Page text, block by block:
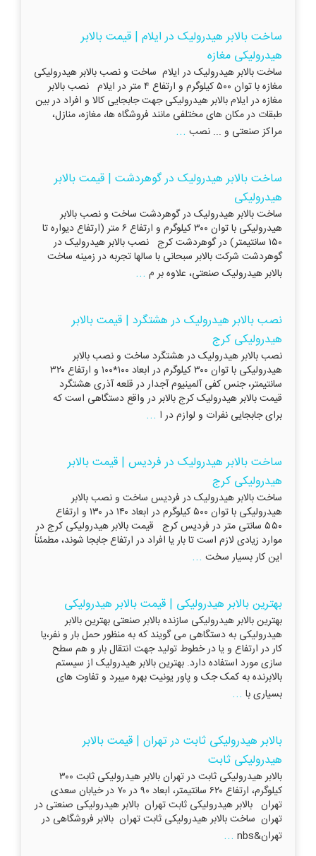
ساخت بالابر هیدرولیک در ایلام | قیمت بالابر
هیدرولیکی مغازه
ساخت بالابر هیدرولیک در ایلام ساخت و نصب بالابر هیدرولیکی
مغازه با توان ۵۰۰ کیلوگرم و ارتفاع ۴ متر در ایلام نصب بالابر
مغازه در ایلام بالابر هیدرولیکی جهت جابجایی کالا و افراد در بین
طبقات در مکان های مختلفی مانند فروشگاه ها، مغازه، منازل،
مراکز صنعتی و ... نصب ...
ساخت بالابر هیدرولیک در گوهردشت | قیمت بالابر
هیدرولیکی
ساخت بالابر هیدرولیک در گوهردشت ساخت و نصب بالابر
هیدرولیکی با توان ۳۰۰ کیلوگرم و ارتفاع ۶ متر (ارتفاع دیواره تا
۱۵۰ سانتیمتر) در گوهردشت کرج نصب بالابر هیدرولیک در
گوهردشت شرکت بالابر سبحانی با سالها تجربه در زمینه ساخت
بالابر هیدرولیک صنعتی، علاوه بر م ...
نصب بالابر هیدرولیک در هشتگرد | قیمت بالابر
هیدرولیکی کرج
نصب بالابر هیدرولیک در هشتگرد ساخت و نصب بالابر
هیدرولیکی با توان ۳۰۰ کیلوگرم در ابعاد ۱۰۰*۱۰۰ و ارتفاع ۳۲۰
سانتیمتر، جنس کفی آلمینیوم آجدار در قلعه آذری هشتگرد
قیمت بالابر هیدرولیک کرج بالابر در واقع دستگاهی است که
برای جابجایی نفرات و لوازم در ا ...
ساخت بالابر هیدرولیک در فردیس | قیمت بالابر
هیدرولیکی کرج
ساخت بالابر هیدرولیک در فردیس ساخت و نصب بالابر
هیدرولیکی با توان ۵۰۰ کیلوگرم در ابعاد ۱۴۰ در ۱۳۰ و ارتفاع
۵۵۰ سانتی متر در فردیس کرج قیمت بالابر هیدرولیکی کرج در
موارد زیادی لازم است تا بار یا افراد در ارتفاع جابجا شوند، مطمئناً
این کار بسیار سخت ...
بهترین بالابر هیدرولیکی | قیمت بالابر هیدرولیکی
بهترین بالابر هیدرولیکی سازنده بالابر صنعتی بهترین بالابر
هیدرولیکی به دستگاهی می گویند که به منظور حمل بار و نفر،یا
کار در ارتفاع و یا در خطوط تولید جهت انتقال بار و هم سطح
سازی مورد استفاده دارد. بهترین بالابر هیدرولیک از سیستم
بالابرنده به کمک جک و پاور یونیت بهره میبرد و تفاوت های
بسیاری با ...
بالابر هیدرولیکی ثابت در تهران | قیمت بالابر
هیدرولیکی ثابت
بالابر هیدرولیکی ثابت در تهران بالابر هیدرولیکی ثابت ۳۰۰
کیلوگرم، ارتفاع ۶۲۰ سانتیمتر، ابعاد ۹۰ در ۷۰ در خیابان سعدی
تهران بالابر هیدرولیکی ثابت تهران بالابر هیدرولیکی صنعتی در
تهران ساخت بالابر هیدرولیکی ثابت تهران بالابر فروشگاهی در
تهران&nbs
...